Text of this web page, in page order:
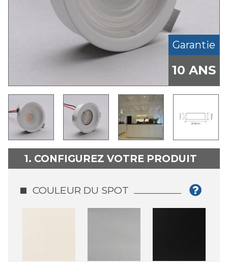
Garantie
10 ANS
1. CONFIGUREZ VOTRE PRODUIT
COULEUR DU SPOT